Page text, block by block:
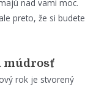
nad vami moc.
preto, že si budete
múdrosť
rok je stvorený